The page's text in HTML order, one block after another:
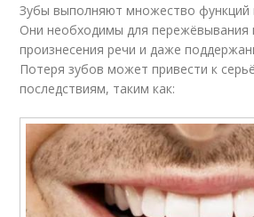
Зубы выполняют множество функций
Они необходимы для пережёвывания
произнесения речи и даже
Потеря зубов может привести к
последствиям, таким как: